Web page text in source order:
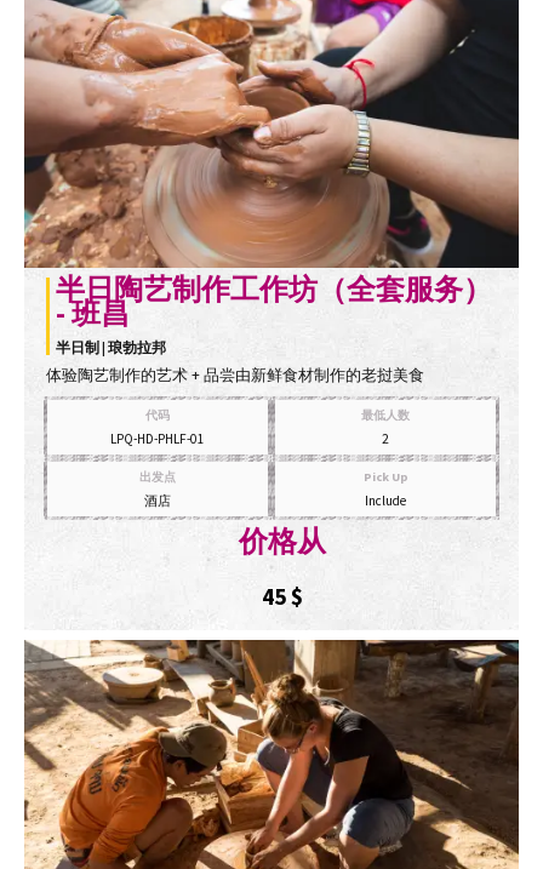
半日陶艺制作工作坊（全套服务）
- 班昌
半日制 | 琅勃拉邦
体验陶艺制作的艺术 + 品尝由新鲜食材制作的老挝美食
代码
LPQ-HD-PHLF-01
最低人数
2
出发点
酒店
Pick Up
Include
价格从
45$